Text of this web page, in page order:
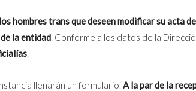
hombres trans que deseen modificar su acta
la entidad. Conforme a los datos de la
.
llenarán un formulario. A la par de la